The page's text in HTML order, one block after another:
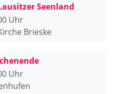
Seenland
Uhr
Brieske
Uhr